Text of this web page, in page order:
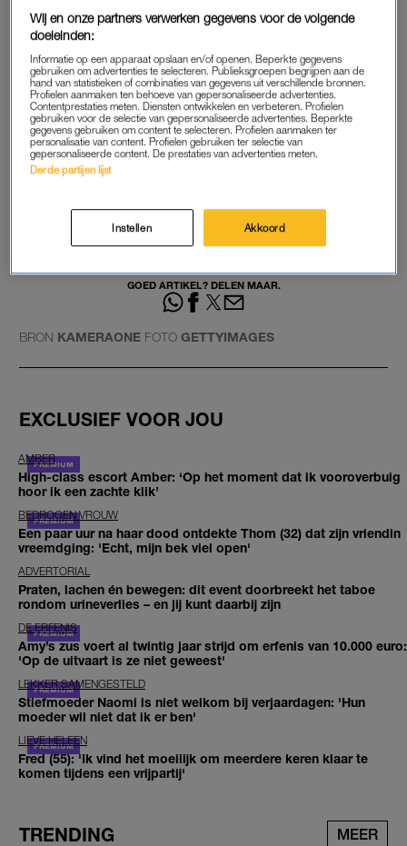
utm_source=ig_web_copy_link
utm_source=ig_web_copy_link
https://www.instagram.com/p/Buk6WZ4gbRv/?
utm_source=ig_web_copy_link
GOED ARTIKEL? DELEN MAAR.
BRON KAMERAONE FOTO GETTYIMAGES
EXCLUSIEF VOOR JOU
AMBER
High-class escort Amber: ‘Op het moment dat ik vooroverbuig
hoor ik een zachte klik’
BEDROGEN VROUW
Een paar uur na haar dood ontdekte Thom (32) dat zijn vriendin
vreemdging: 'Echt, mijn bek viel open'
ADVERTORIAL
Praten, lachen én bewegen: dit event doorbreekt het taboe
rondom urineverlies – en jij kunt daarbij zijn
DE ERFENIS
Amy’s zus voert al twintig jaar strijd om erfenis van 10.000 euro:
'Op de uitvaart is ze niet geweest'
LEKKER SAMENGESTELD
Stiefmoeder Naomi is niet welkom bij verjaardagen: 'Hun
moeder wil niet dat ik er ben'
LIEVE HELEEN
Fred (55): 'Ik vind het moeilijk om meerdere keren klaar te
komen tijdens een vrijpartij'
TRENDING MEER
Wij en onze partners verwerken gegevens voor de volgende
doeleinden:
Informatie op een apparaat opslaan en/of openen. Beperkte gegevens
gebruiken om advertenties te selecteren. Publieksgroepen begrijpen aan de
hand van statistieken of combinaties van gegevens uit verschillende bronnen.
Profielen aanmaken ten behoeve van gepersonaliseerde advertenties.
Contentprestaties meten. Diensten ontwikkelen en verbeteren. Profielen
gebruiken voor de selectie van gepersonaliseerde advertenties. Beperkte
gegevens gebruiken om content te selecteren. Profielen aanmaken ter
personalisatie van content. Profielen gebruiken ter selectie van
gepersonaliseerde content. De prestaties van advertenties meten.
Derde partijen lijst
Instellen Akkoord